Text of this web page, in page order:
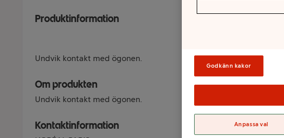
Produktinformation
Undvik kontakt med ögonen.
Om produkten
Undvik kontakt med ögonen.
Kontaktinformation
Godkänn kakor
Anpassa val